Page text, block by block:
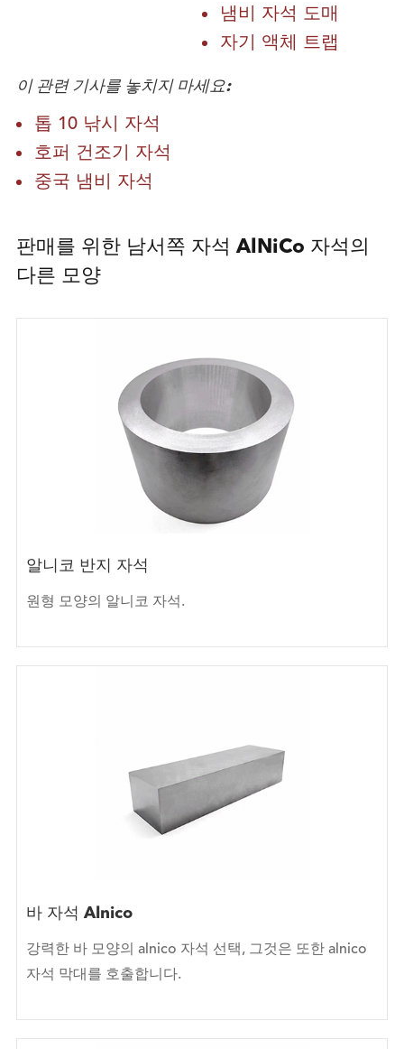
냄비 자석 도매
자기 액체 트랩
이 관련 기사를 놓치지 마세요:
톱 10 낚시 자석
호퍼 건조기 자석
중국 냄비 자석
판매를 위한 남서쪽 자석 AlNiCo 자석의
다른 모양
알니코 반지 자석
원형 모양의 알니코 자석.
바 자석 Alnico
강력한 바 모양의 alnico 자석 선택, 그것은 또한 alnico
자석 막대를 호출합니다.